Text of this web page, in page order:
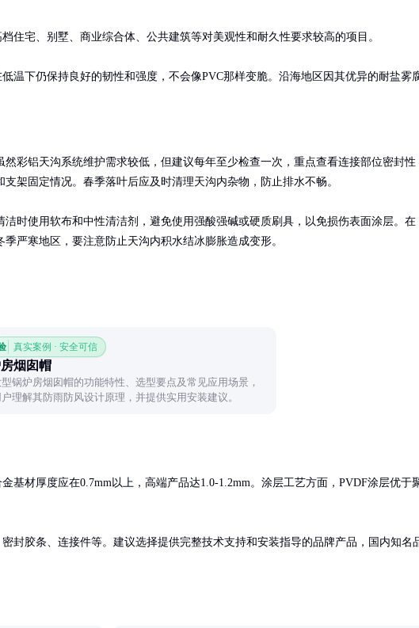
住宅、别墅、商业综合体、公共建筑等对美观性和耐久性要求较高的项目。
温下仍保持良好的韧性和强度，不会像PVC那样变脆。沿海地区因其优异的耐盐雾
然彩铝天沟系统维护需求较低，但建议每年至少检查一次，重点查看连接部位密封性
支架固定情况。春季落叶后应及时清理天沟内杂物，防止排水不畅。
洁时使用软布和中性清洁剂，避免使用强酸强碱或硬质刷具，以免损伤表面涂层。在
季严寒地区，要注意防止天沟内积水结冰膨胀造成变形。
真实案例 · 安全可信
烟囱帽
锅炉房烟囱帽的功能特性、选型要点及常见应用场景，
理解其防雨防风设计原理，并提供实用安装建议。
基材厚度应在0.7mm以上，高端产品达1.0-1.2mm。涂层工艺方面，PVDF涂层优于
封胶条、连接件等。建议选择提供完整技术支持和安装指导的品牌产品，国内知名